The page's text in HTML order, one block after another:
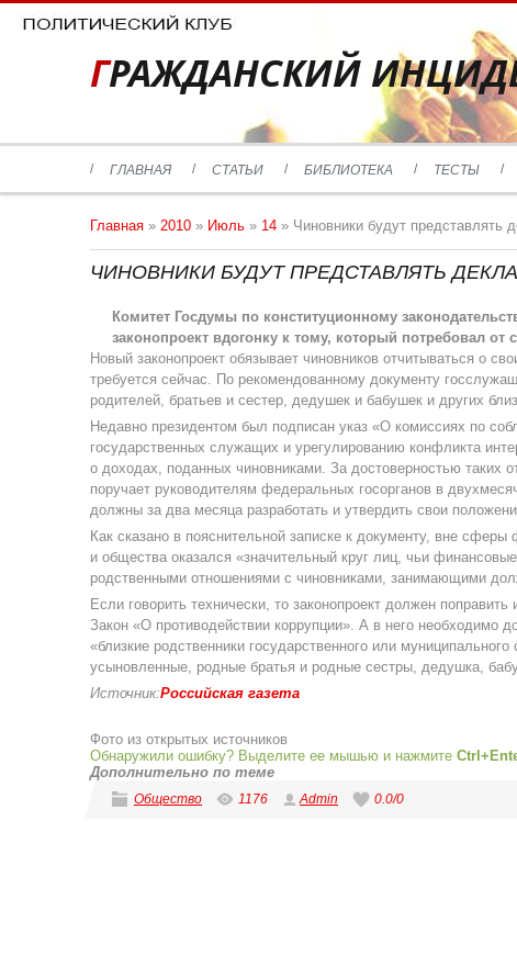
ГРАЖДАНСКИЙ
ГЛАВНАЯ СТАТЬИ БИБЛИОТЕКА ТЕСТЫ
Главная » 2010 » Июль » 14 » Чиновники будут представлять
ЧИНОВНИКИ БУДУТ ПРЕДСТАВЛЯТЬ
Комитет Госдумы по конституционному
законопроект вдогонку к тому, который потребовал от
Новый законопроект обязывает чиновников отчитываться о
требуется сейчас. По рекомендованному документу
родителей, братьев и сестер, дедушек и бабушек и других
Недавно президентом был подписан указ «О комиссиях по
государственных служащих и урегулированию конфликта
о доходах, поданных чиновниками. За достоверностью таких
поручает руководителям федеральных госорганов в
должны за два месяца разработать и утвердить свои
Как сказано в пояснительной записке к документу, вне
и общества оказался «значительный круг лиц, чьи
родственными отношениями с чиновниками, занимающими
Если говорить технически, то законопроект должен
Закон «О противодействии коррупции». А в него необходимо
«близкие родственники государственного или
усыновленные, родные братья и родные сестры, дедушка,
Источник:Российская газета
Фото из открытых источников
Обнаружили ошибку? Выделите ее мышью и нажмите
Дополнительно по теме
Общество 1176 Admin 0.0/0